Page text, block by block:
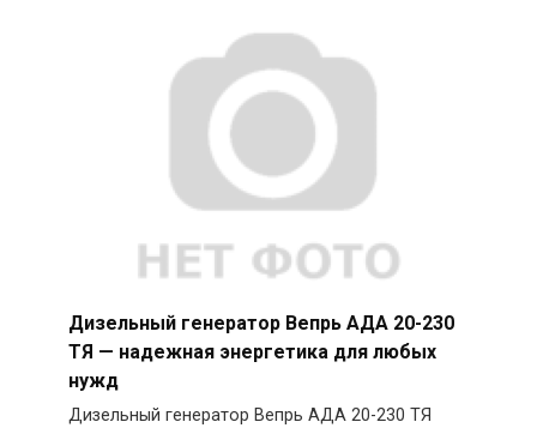
Дизельный генератор Вепрь АДА 20-230
ТЯ — надежная энергетика для любых
нужд
Дизельный генератор Вепрь АДА 20-230 ТЯ